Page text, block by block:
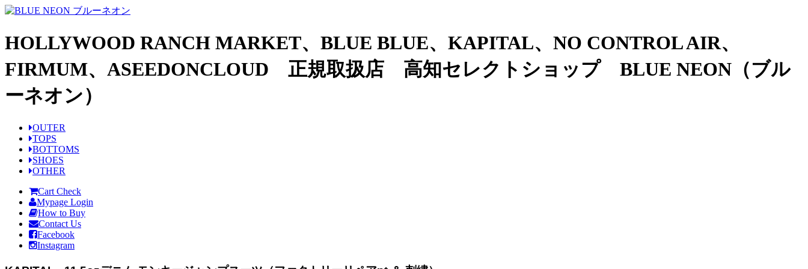
HOLLYWOOD RANCH MARKET、BLUE BLUE、KAPITAL、NO CONTROL AIR、
FIRMUM、ASEEDONCLOUD 正規取扱店 高知セレクトショップ BLUE NEON（ブル
ーネオン）
OUTER
TOPS
BOTTOMS
SHOES
OTHER
Cart Check
Mypage Login
How to Buy
Contact Us
Facebook
Instagram